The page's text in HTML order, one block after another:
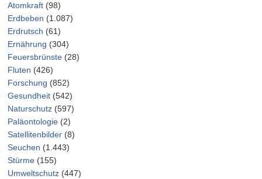
Atomkraft (98)
Erdbeben (1.087)
Erdrutsch (61)
Ernährung (304)
Feuersbrünste (28)
Fluten (426)
Forschung (852)
Gesundheit (542)
Naturschutz (597)
Paläontologie (2)
Satellitenbilder (8)
Seuchen (1.443)
Stürme (155)
Umweltschutz (447)